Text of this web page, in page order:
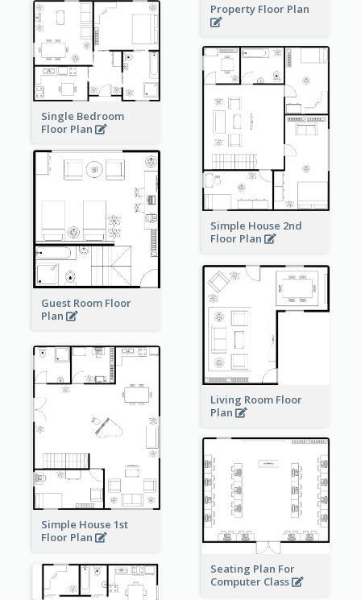
Property Floor Plan
Single Bedroom
Floor Plan
Simple House 2nd
Floor Plan
Guest Room Floor
Plan
Living Room Floor
Plan
Simple House 1st
Floor Plan
Seating Plan For
Computer Class